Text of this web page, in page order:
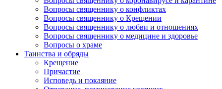
Вопросы священнику о конфликтах
Вопросы священнику о Крещении
Вопросы священнику о любви и отношениях
Вопросы священнику о медицине и здоровье
Вопросы о храме
Таинства и обряды
Крещение
Причастие
Исповедь и покаяние